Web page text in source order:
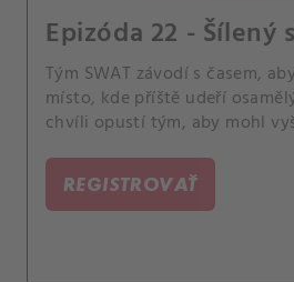
Epizóda 22 - Šílený
Tým SWAT závodí s časem,
místo, kde příště udeří
chvíli opustí tým, aby mohl
dostane neočekávanou
REGISTROVAŤ